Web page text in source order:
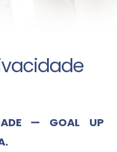
— GOAL UP